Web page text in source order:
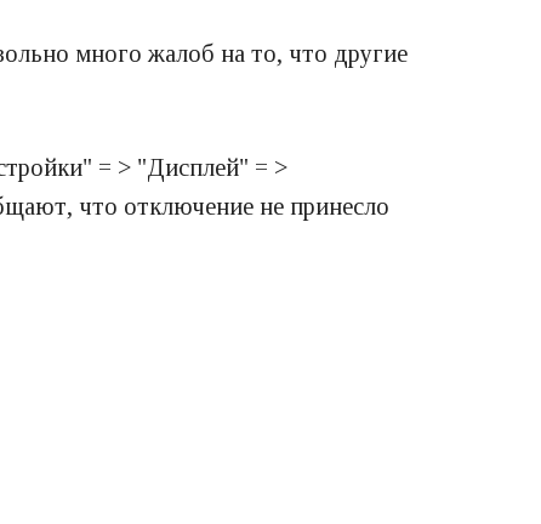
много жалоб на то, что другие
= > "Дисплей" = >
что отключение не принесло